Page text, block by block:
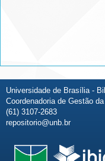
Universidade de Brasília -
Coordenadoria de Gestão
(61) 3107-2683
repositorio@unb.br